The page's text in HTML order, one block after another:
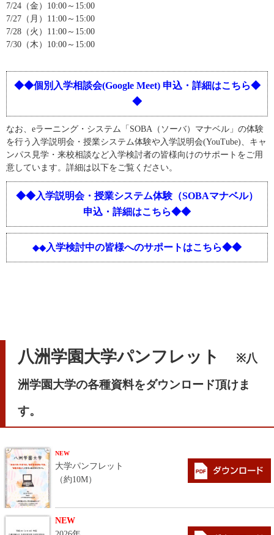
7/24（金）10:00～15:00
7/27（月）11:00～15:00
7/28（火）11:00～15:00
7/30（木）10:00～15:00
◆◆個別入学相談会(Google Meet)申込・詳細はこちら◆
◆
なお、eラーニング・システム「SOBA（ソーバ）マナベル」の体験
を行う入学説明会・ 授業システム体験や入学説明会(YouTube)、キャ
ンパス見学・来校相談など入学検討者の皆様向けのサポートをご用
意しています。詳細は以下をご覧ください。
◆◆入学説明会・授業システム体験（SOBAマナベル）
申込・詳細はこちら◆◆
◆◆入学検討中の皆様へのサポートはこちら◆◆
八洲学園大学パンフレット ※八
洲学園大学の各種資料をダウンロード頂けま
す。
NEW
大学パンフレット
（約10M）
NEW